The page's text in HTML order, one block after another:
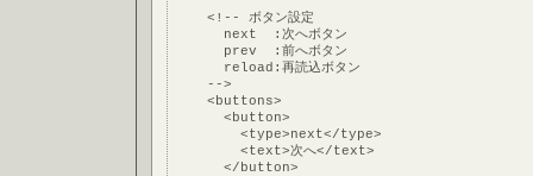
    <!-- ボタン設定
      next  :次へボタン
      prev  :前へボタン
      reload:再読込ボタン
    -->
    <buttons>
      <button>
        <type>next</type>
        <text>次へ</text>
      </button>